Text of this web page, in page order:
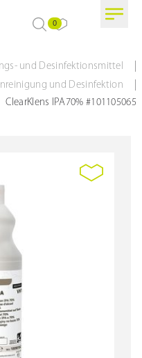
0
und Desinfektionsmittel
und Desinfektion
ClearKlens IPA70% #101105065